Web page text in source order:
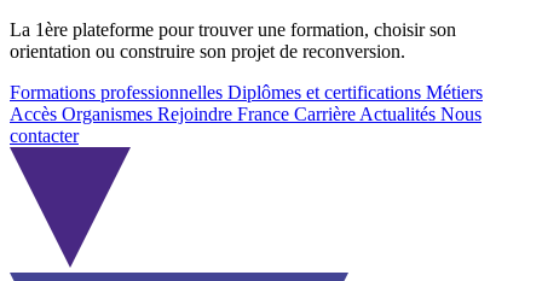
La 1ère plateforme pour trouver une formation, choisir son
orientation ou construire son projet de reconversion.
Formations professionnelles Diplômes et certifications Métiers
Accès Organismes Rejoindre France Carrière Actualités Nous
contacter